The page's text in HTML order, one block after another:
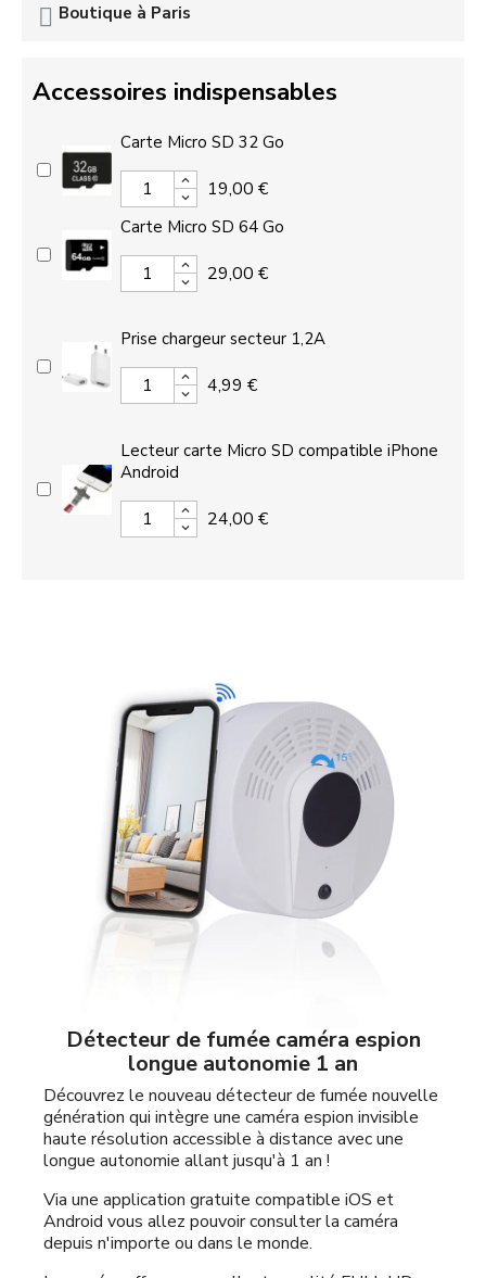
Boutique à Paris
Accessoires indispensables
Carte Micro SD 32 Go
19,00 €
Carte Micro SD 64 Go
29,00 €
Prise chargeur secteur 1,2A
4,99 €
Lecteur carte Micro SD compatible iPhone
Android
24,00 €
Détecteur de fumée caméra espion
longue autonomie 1 an
Découvrez le nouveau détecteur de fumée nouvelle
génération qui intègre une caméra espion invisible
haute résolution accessible à distance avec une
longue autonomie allant jusqu'à 1 an !
Via une application gratuite compatible iOS et
Android vous allez pouvoir consulter la caméra
depuis n'importe ou dans le monde.